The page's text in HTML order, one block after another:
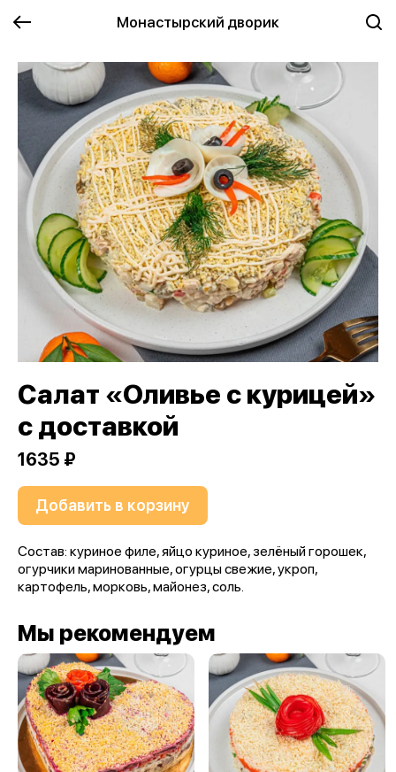
Монастырский дворик
Салат «Оливье с курицей»
с доставкой
1635 ₽
Добавить в корзину
Состав: куриное филе, яйцо куриное, зелёный горошек,
огурчики маринованные, огурцы свежие, укроп,
картофель, морковь, майонез, соль.
Мы рекомендуем